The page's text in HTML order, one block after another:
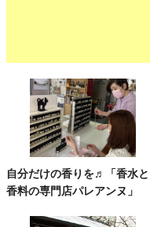
自分だけの香りを♬「香水と
香料の専門店パレアンヌ」